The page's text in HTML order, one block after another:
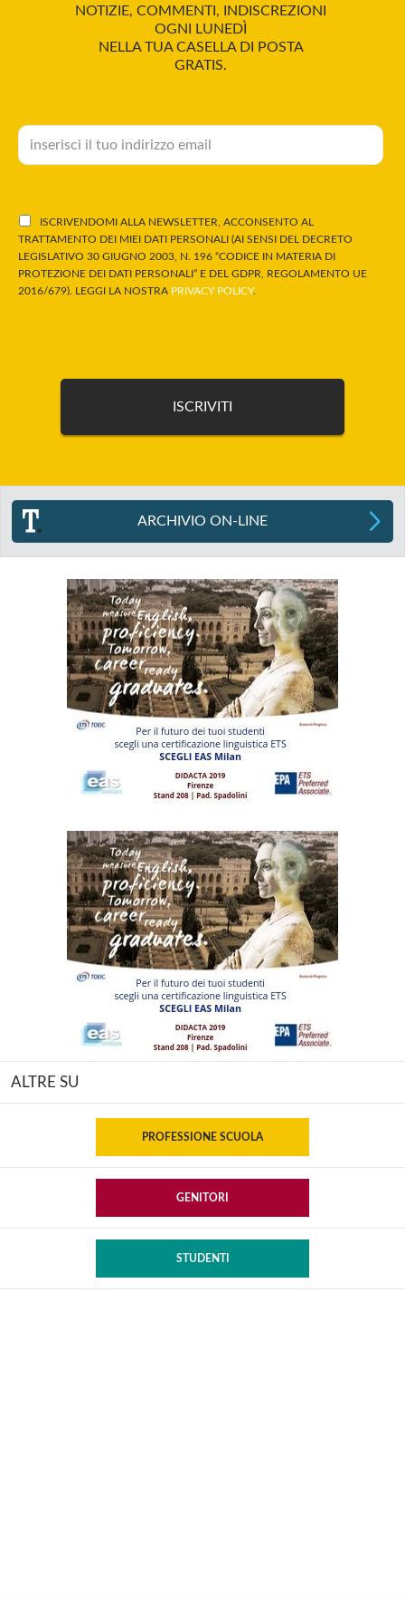
NOTIZIE, COMMENTI, INDISCREZIONI
OGNI LUNEDÌ
NELLA TUA CASELLA DI POSTA
GRATIS.
ISCRIVENDOMI ALLA NEWSLETTER, ACCONSENTO AL
TRATTAMENTO DEI MIEI DATI PERSONALI (AI SENSI DEL DECRETO
LEGISLATIVO 30 GIUGNO 2003, N. 196 “CODICE IN MATERIA DI
PROTEZIONE DEI DATI PERSONALI” E DEL GDPR, REGOLAMENTO UE
2016/679). LEGGI LA NOSTRA PRIVACY POLICY.
ARCHIVIO ON-LINE
ALTRE SU
PROFESSIONE SCUOLA
GENITORI
STUDENTI